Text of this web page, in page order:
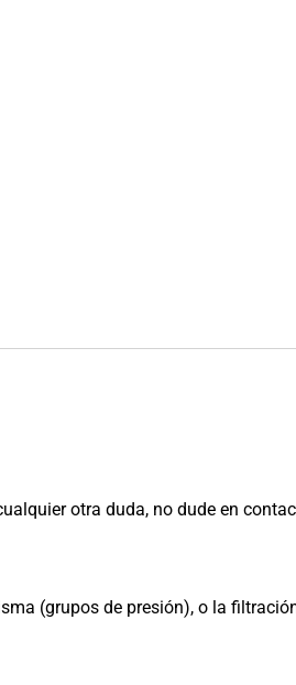
otra duda, no dude en
(grupos de presión), o la